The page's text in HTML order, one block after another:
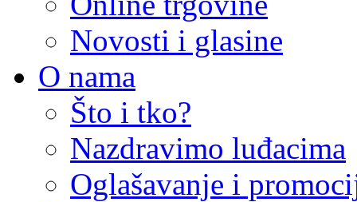
Novosti i glasine
O nama
Što i tko?
Nazdravimo luđacima
Oglašavanje i